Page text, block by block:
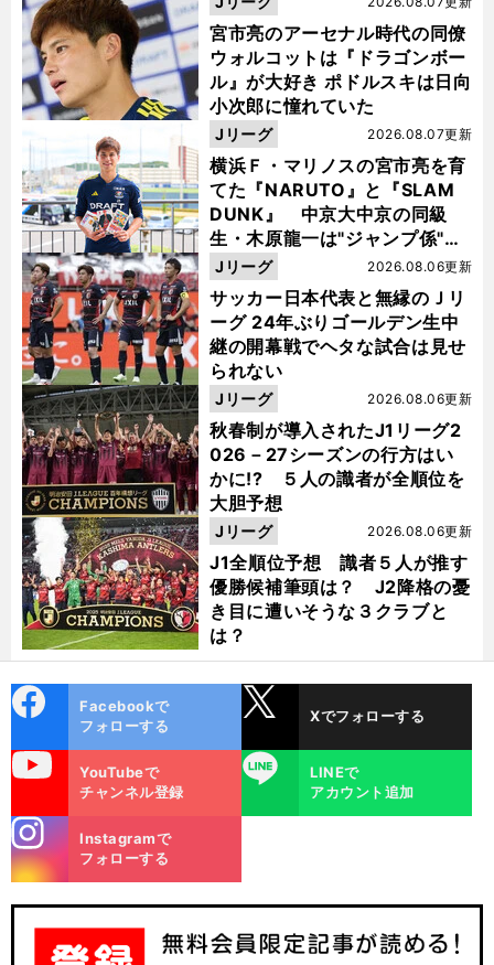
宮市亮のアーセナル時代の同僚
ウォルコットは『ドラゴンボー
ル』が大好き ポドルスキは日向
小次郎に憧れていた
横浜Ｆ・マリノスの宮市亮を育
てた『NARUTO』と『SLAM
DUNK』 中京大中京の同級
生・木原龍一は"ジャンプ係"だ
った
2026.08.07更新
Jリーグ
サッカー日本代表と無縁のＪリ
ーグ 24年ぶりゴールデン生中
継の開幕戦でヘタな試合は見せ
られない
2026.08.06更新
Jリーグ
秋春制が導入されたJ1リーグ2
026－27シーズンの行方はい
かに!? ５人の識者が全順位を
大胆予想
2026.08.06更新
Jリーグ
J1全順位予想 識者５人が推す
優勝候補筆頭は？ J2降格の憂
き目に遭いそうな３クラブと
は？
2026.08.06更新
Jリーグ
ok
Facebookで
フォローする
Xでフォローする
YouTubeで
チャンネル登録
LINE
LINEで
アカウント追加
m
Instagramで
フォローする